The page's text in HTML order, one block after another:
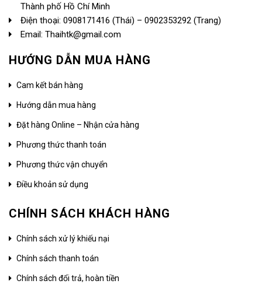
Thành phố Hồ Chí Minh
Điện thoại: 0908171416 (Thái) – 0902353292 (Trang)
Email: Thaihtk@gmail.com
HƯỚNG DẪN MUA HÀNG
Cam kết bán hàng
Hướng dẫn mua hàng
Đặt hàng Online – Nhận cửa hàng
Phương thức thanh toán
Phương thức vận chuyển
Điều khoản sử dụng
CHÍNH SÁCH KHÁCH HÀNG
Chính sách xử lý khiếu nại
Chính sách thanh toán
Chính sách đổi trả, hoàn tiền